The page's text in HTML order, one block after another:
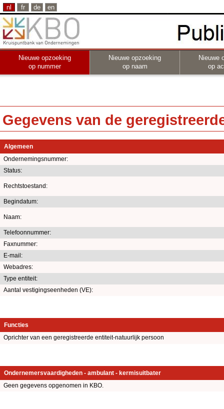
nl fr de en
Nieuwe opzoeking
op nummer
Nieuwe opzoeking
op naam
Nieuwe
op
Gegevens van de
Algemeen
Ondernemingsnummer:
Status:
Rechtstoestand:
Begindatum:
Naam:
Telefoonnummer:
Faxnummer:
E-mail:
Webadres:
Type entiteit:
Aantal vestigingseenheden (VE):
Functies
Oprichter van een geregistreerde entiteit-natuurlijk persoon
Ondernemersvaardigheden - ambulant - kermisuitbater
Geen gegevens opgenomen in KBO.